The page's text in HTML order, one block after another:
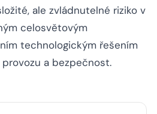
ale zvládnutelné riziko v
celosvětovým
technologickým řešením
a bezpečnost.